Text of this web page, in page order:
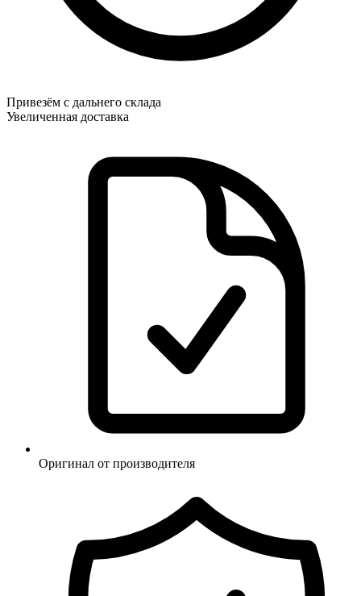
Привезём с дальнего склада
Увеличенная доставка
Оригинал от производителя